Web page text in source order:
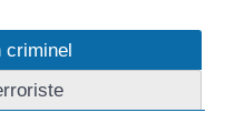
criminel